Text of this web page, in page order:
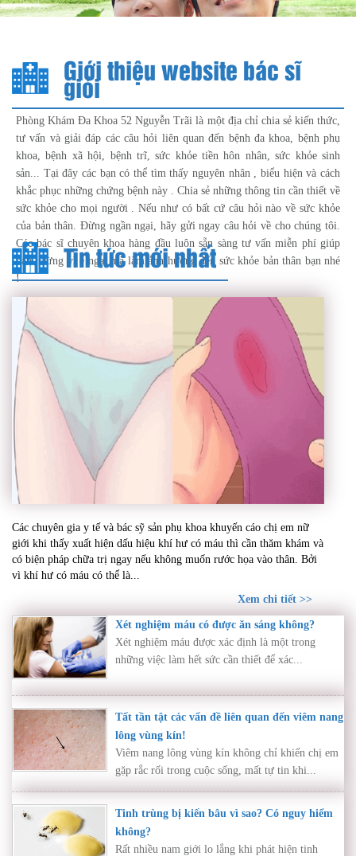
Giới thiệu website bác sĩ
giỏi
Phòng Khám Đa Khoa 52 Nguyễn Trãi là một địa chỉ chia sẻ kiến thức,
tư vấn và giải đáp các câu hỏi liên quan đến bệnh đa khoa, bệnh phụ
khoa, bệnh xã hội, bệnh trĩ, sức khỏe tiền hôn nhân, sức khỏe sinh
sản... Tại đây các bạn có thể tìm thấy nguyên nhân , biểu hiện và cách
khắc phục những chứng bệnh này . Chia sẻ những thông tin cần thiết về
sức khỏe cho mọi người . Nếu như có bất cứ câu hỏi nào về sức khỏe
của bản thân. Đừng ngần ngại, hãy gửi ngay câu hỏi về cho chúng tôi.
Các bác sĩ chuyên khoa hàng đầu luôn sẵn sàng tư vấn miễn phí giúp
bạn. Đừng vì e ngại mà làm ảnh hưởng đến sức khỏe bản thân bạn nhé
!
Tin tức mới nhất
khám ngay nếu không muốn rước họa vào thân
Các chuyên gia y tế và bác sỹ sản phụ khoa khuyến cáo chị em nữ
giới khi thấy xuất hiện dấu hiệu khí hư có máu thì cần thăm khám và
có biện pháp chữa trị ngay nếu không muốn rước họa vào thân. Bởi
vì khí hư có máu có thể là...
Xem chi tiết >>
Xét nghiệm máu có được ăn sáng không?
Xét nghiệm máu được xác định là một trong
những việc làm hết sức cần thiết để xác...
Tất tần tật các vấn đề liên quan đến viêm nang
lông vùng kín!
Viêm nang lông vùng kín không chỉ khiến chị em
gặp rắc rối trong cuộc sống, mất tự tin khi...
Tinh trùng bị kiến bâu vì sao? Có nguy hiểm
không?
Rất nhiều nam giới lo lắng khi phát hiện tinh